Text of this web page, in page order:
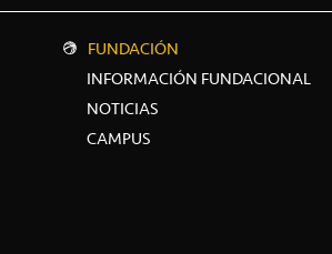
FUNDACIÓN
INFORMACIÓN FUNDACIONAL
NOTICIAS
CAMPUS